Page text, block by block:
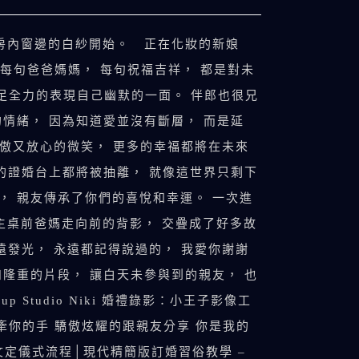
內窗邊的白紗開始。 正在化妝的新娘
爸爸媽媽， 每句祝福吉祥， 都是對未
力的表現自己幽默的一面。 伴郎也很兄
緒， 因為知道愛並沒有斷層， 而是延
又放心的微笑， 更多的幸福都將在未來
婚台上都將被抽離， 就像這世界只剩下
親友傳承了你們的喜悅和幸運。 一次進
前爸媽走向前的背影， 交疊成了好多故
光， 永遠都記得說過的， 我愛你謝謝
重的片段， 讓白天未參與到的親友， 也
Studio Niki 婚禮錄影：小王子影像工
的手 驕傲炫耀的跟親友分享 你是我的
儀式流程│現代精簡版訂婚習俗教學 –